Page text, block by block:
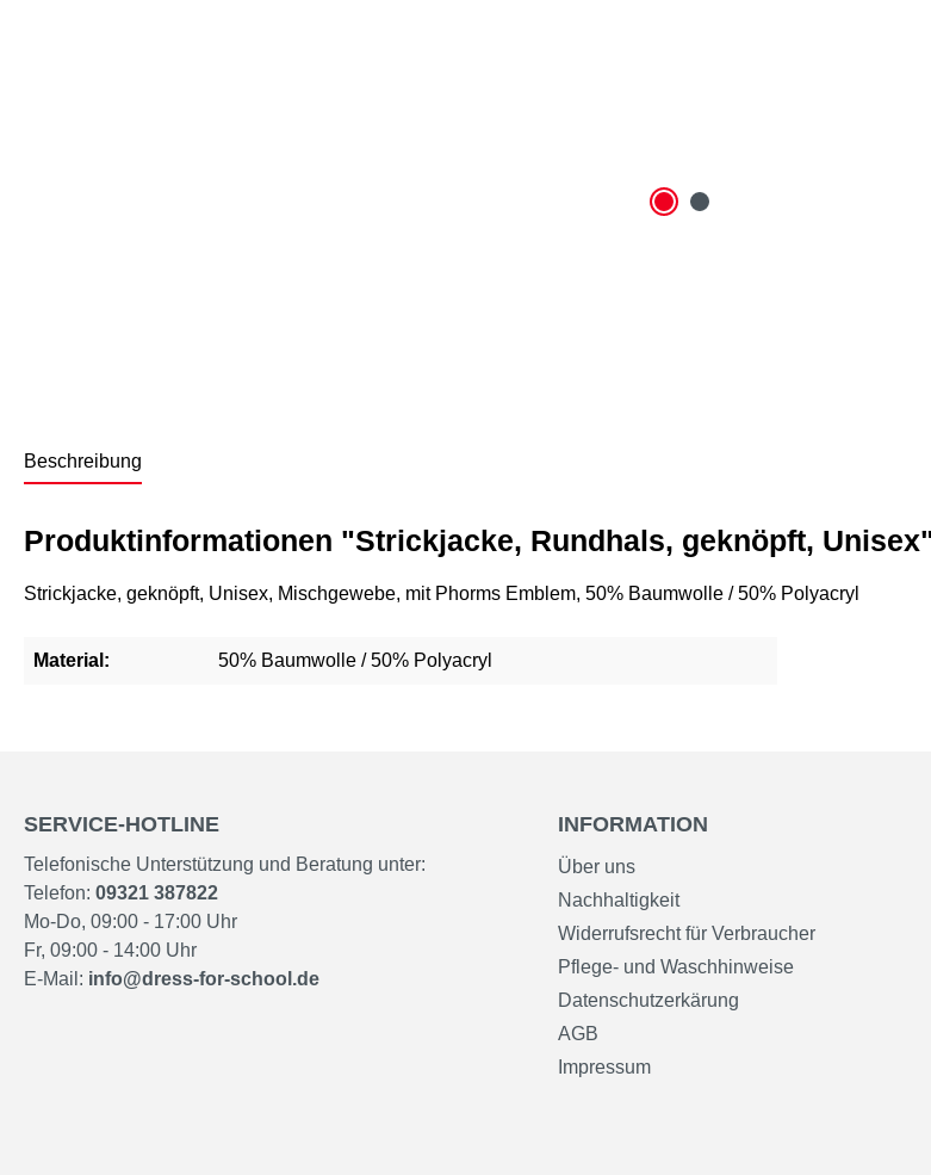
Beschreibung
Produktinformationen "Strickjacke, Rundhals, geknöpft,
Strickjacke, geknöpft, Unisex, Mischgewebe, mit Phorms Emblem, 50% Baumwolle / 50% Polyacryl
Material: 50% Baumwolle / 50% Polyacryl
SERVICE-HOTLINE
Telefonische Unterstützung und Beratung unter:
Telefon: 09321 387822
Mo-Do, 09:00 - 17:00 Uhr
Fr, 09:00 - 14:00 Uhr
E-Mail: info@dress-for-school.de
INFORMATION
Über uns
Nachhaltigkeit
Widerrufsrecht für Verbraucher
Pflege- und Waschhinweise
Datenschutzerkärung
AGB
Impressum